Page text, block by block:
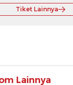
Tiket Lainnya
Lainnya